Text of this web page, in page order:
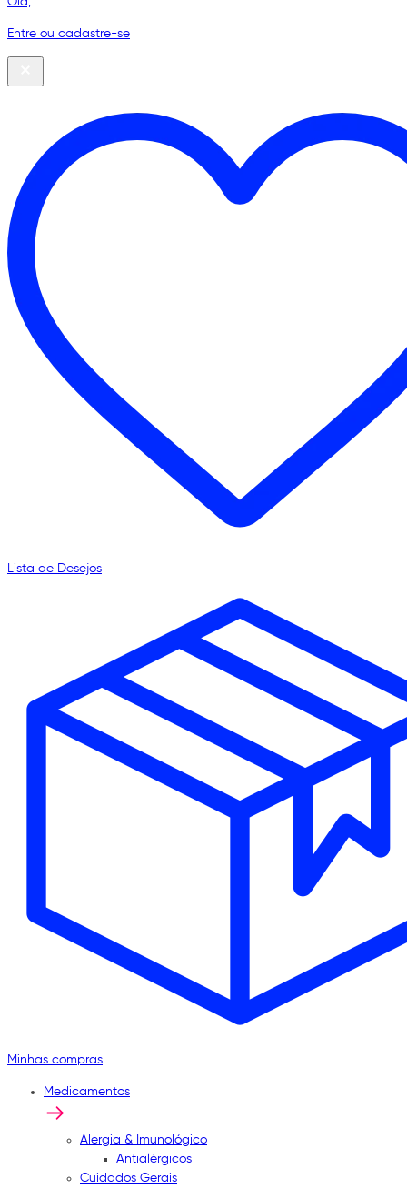
Entre ou cadastre-se
Lista de Desejos
Minhas compras
Medicamentos
Alergia & Imunológico
Antialérgicos
Cuidados Gerais